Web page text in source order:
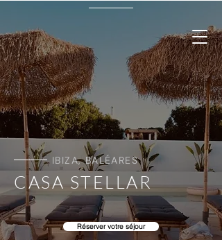
IBIZA, BALÉARES
CASA STELLAR
Réserver votre séjour